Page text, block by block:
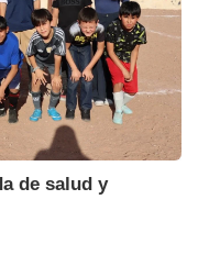
de salud y